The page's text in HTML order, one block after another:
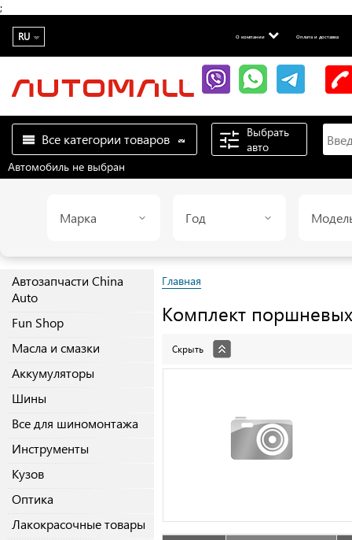
;
RU О компании Оплата и доставка
Все категории товаров
Выбрать
авто
Автомобиль не выбран
Марка Год
Автозапчасти China
Auto
Fun Shop
Масла и смазки
Аккумуляторы
Шины
Все для шиномонтажа
Инструменты
Кузов
Оптика
Лакокрасочные товары
Главная
Комплект
Скрыть